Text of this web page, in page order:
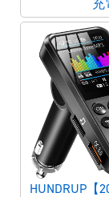
充
HUNDRUP【